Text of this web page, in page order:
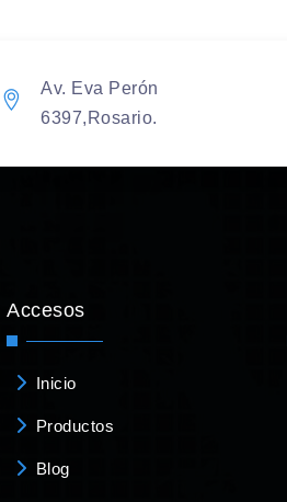
Av. Eva Perón
6397,Rosario.
Accesos
Inicio
Productos
Blog